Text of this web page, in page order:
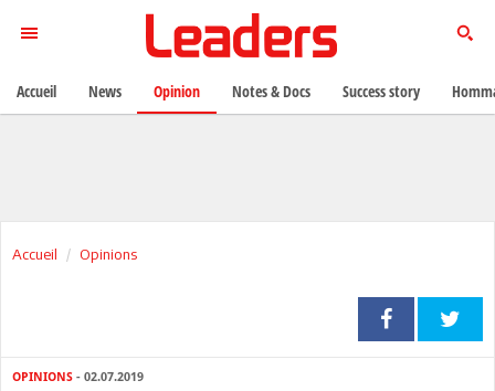
Accueil Opinions
OPINIONS - 02.07.2019
Accueil News Opinion Notes & Docs Success story